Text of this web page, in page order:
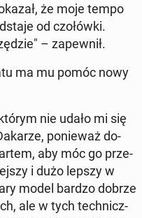
że moje tempo
od czo­łów­ki.
– za­pew­nił.
ma mu pomóc nowy
nie udało mi się
po­nie­waż do­
aby móc go prze­
i dużo lepszy w
model bardzo dobrze
ale w tych tech­nicz­